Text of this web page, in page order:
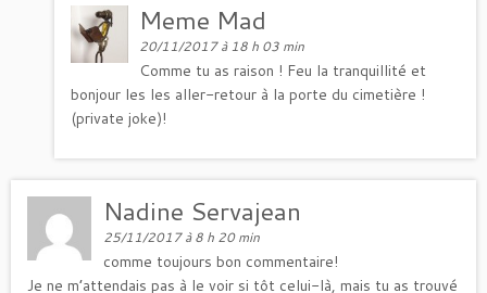
Meme Mad
20/11/2017 à 18 h 03 min
Comme tu as raison ! Feu la tranquillité et
bonjour les les aller-retour à la porte du cimetière !
(private joke)!
Nadine Servajean
25/11/2017 à 8 h 20 min
comme toujours bon commentaire!
Je ne m’attendais pas à le voir si tôt celui-là, mais tu as trouvé